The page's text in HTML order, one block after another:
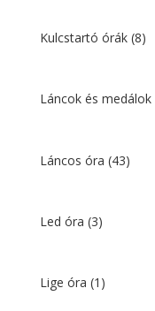
Kulcstartó órák (8)
Láncok és medálok
Láncos óra (43)
Led óra (3)
Lige óra (1)